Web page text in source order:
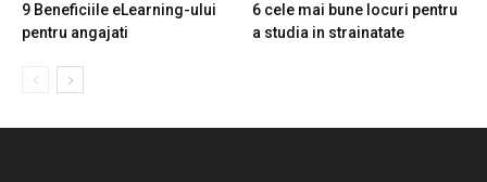
9 Beneficiile eLearning-ului
pentru angajati
6 cele mai bune locuri pentru
a studia in strainatate